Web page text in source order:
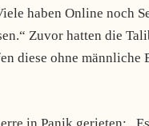
haben Online noch
Zuvor hatten die
diese ohne männliche
in Panik gerieten: